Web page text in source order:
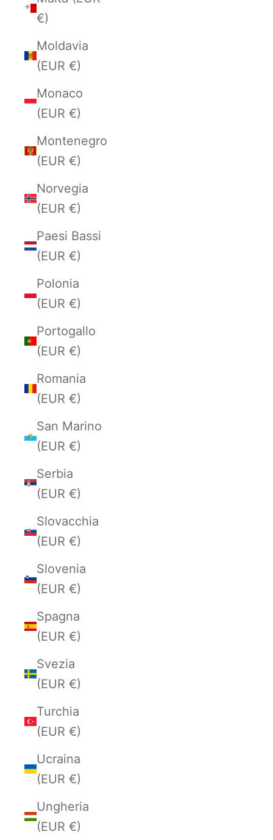
€)
Moldavia
(EUR €)
Monaco
(EUR €)
Montenegro
(EUR €)
Norvegia
(EUR €)
Paesi Bassi
(EUR €)
Polonia
(EUR €)
Portogallo
(EUR €)
Romania
(EUR €)
San Marino
(EUR €)
Serbia
(EUR €)
Slovacchia
(EUR €)
Slovenia
(EUR €)
Spagna
(EUR €)
Svezia
(EUR €)
Turchia
(EUR €)
Ucraina
(EUR €)
Ungheria
(EUR €)